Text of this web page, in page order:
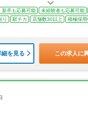
新卒も応募可能 未経験者も応募可能
り
駅チカ 店舗数30以上 積極採用
を見る この求人に